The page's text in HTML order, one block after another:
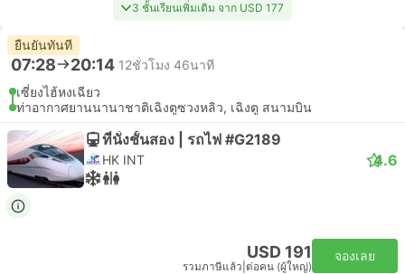
3 ชั้นเรียนเพิ่มเติม จาก USD 177
ยืนยันทันที
07:28 20:14 12ชั่วโมง 46นาที
เซี่ยงไฮ้หงเฉียว
ท่าอากาศยานนานาชาติเฉิงตูซวงหลิว, เฉิงตู สนามบิน
ที่นั่งชั้นสอง | รถไฟ #G2189
HK INT 4.6
USD 191
รวมภาษีแล้ว ต่อคน (ผู้ใหญ่)
จองเลย